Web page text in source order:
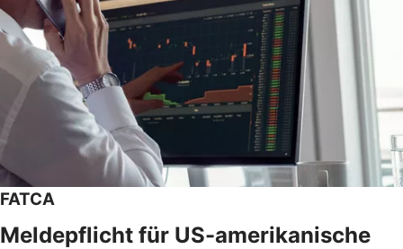
FATCA
Meldepflicht für US-amerikanische